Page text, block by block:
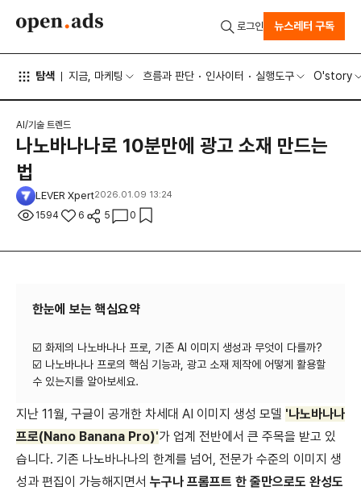
탐색 지금, 마케팅 흐름과 판단 인사이터 실행도구 O'story
로그인 뉴스레터 구독
AI/기술 트렌드
나노바나나로 10분만에 광고 소재 만드는
법
LEVER Xpert2026.01.09 13:24
1594 6 5 0
한눈에 보는 핵심요약
☑️ 화제의 나노바나나 프로, 기존 AI 이미지 생성과 무엇이 다를까?
☑️ 나노바나나 프로의 핵심 기능과, 광고 소재 제작에 어떻게 활용할
지난 11월, 구글이 공개한 차세대 AI 이미지 생성 모델 '나노바나나
프로(Nano Banana Pro)'가 업계 전반에서 큰 주목을 받고 있
습니다. 기존 나노바나나의 한계를 넘어, 전문가 수준의 이미지 생
성과 편집이 가능해지면서 누구나 프롬프트 한 줄만으로도 완성도